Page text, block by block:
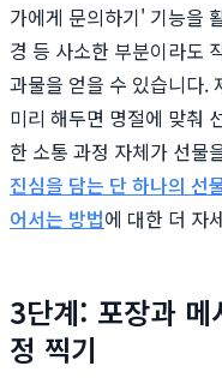
가에게 문의하기' 기능을
경 등 사소한 부분이라도
과물을 얻을 수 있습니다.
미리 해두면 명절에 맞춰
한 소통 과정 자체가 선물
진심을 담는 단 하나의 선
어서는 방법에 대한 더 자
3단계: 포장과 메
정 찍기